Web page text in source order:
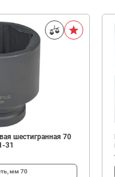
шестигранная 70
31
мм 70